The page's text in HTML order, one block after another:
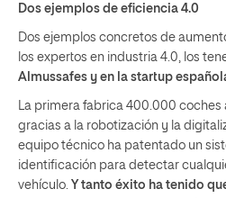
Dos ejemplos de eficiencia 4.0
Dos ejemplos concretos de
los expertos en industria 4.0, los
Almussafes y en la startup
La primera fabrica 400.000 coches
gracias a la robotización y la
equipo técnico ha patentado un
identificación para detectar
vehículo. Y tanto éxito ha tenido